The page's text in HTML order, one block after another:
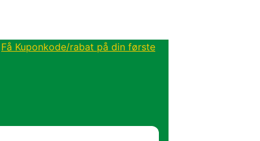
Få Kuponkode/rabat på din første